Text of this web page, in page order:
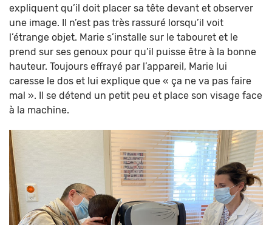
expliquent qu’il doit placer sa tête devant et observer
une image. Il n’est pas très rassuré lorsqu’il voit
l’étrange objet. Marie s’installe sur le tabouret et le
prend sur ses genoux pour qu’il puisse être à la bonne
hauteur. Toujours effrayé par l’appareil, Marie lui
caresse le dos et lui explique que « ça ne va pas faire
mal ». Il se détend un petit peu et place son visage face
à la machine.